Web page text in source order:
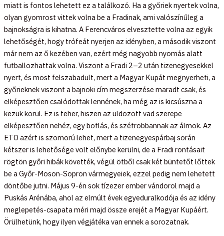
miatt is fontos lehetett ez a találkozó. Ha a győriek nyertek volna,
olyan gyomrost vittek volna be a Fradinak, ami valószínűleg a
bajnokságra is kihatna. A Ferencváros elvesztette volna az egyik
lehetőségét, hogy trófeát nyerjen az idényben, a második viszont
már nem az ő kezében van, ezért még nagyobb nyomás alatt
futballozhattak volna. Viszont a Fradi 2–2 után tizenegyesekkel
nyert, és most felszabadult, mert a Magyar Kupát megnyerheti, a
győrieknek viszont a bajnoki cím megszerzése maradt csak, és
elképesztően csalódottak lennének, ha még az is kicsúszna a
kezük körül. Ez is teher, hiszen az üldözött vad szerepe
elképesztően nehéz, egy botlás, és szétrobbannak az álmok. Az
ETO azért is szomorú lehet, mert a tizenegyespárbaj során
kétszer is lehetősége volt előnybe kerülni, de a Fradi rontásait
rögtön győri hibák követték, végül ötből csak két büntetőt lőttek
be a Győr-Moson-Sopron vármegyeiek, ezzel pedig nem lehetett
döntőbe jutni. Május 9-én sok tízezer ember vándorol majd a
Puskás Arénába, ahol az elmúlt évek egyeduralkodója és az idény
meglepetés-csapata méri majd össze erejét a Magyar Kupáért.
Örülhetünk, hogy ilyen végjátéka van ennek a sorozatnak.